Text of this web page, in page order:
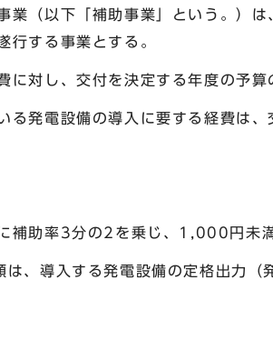
（以下「補助事業」という。）
行する事業とする。
対し、交付を決定する年度の予算
発電設備の導入に要する経費は、
助率3分の2を乗じ、1,000円未満
、導入する発電設備の定格出力（